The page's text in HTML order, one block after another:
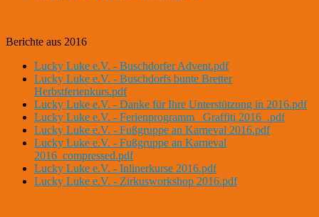
Berichte aus 2016
Lucky Luke e.V. - Buschdorfer Advent.pdf
Lucky Luke e.V. - Buschdorfs bunte Bretter
Herbstferienkurs.pdf
Lucky Luke e.V. - Danke für Ihre Unterstützung in 2016.pdf
Lucky Luke e.V. - Ferienprogramm _Graffiti 2016_.pdf
Lucky Luke e.V. - Fußgruppe an Karneval 2016.pdf
Lucky Luke e.V. - Fußgruppe an Karneval
2016_compressed.pdf
Lucky Luke e.V. - Inlinerkurse 2016.pdf
Lucky Luke e.V. - Zirkusworkshop 2016.pdf